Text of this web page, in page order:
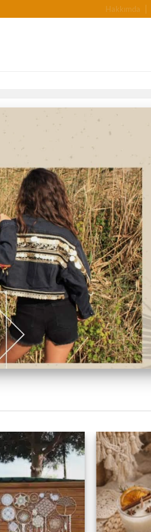
Hakkımda